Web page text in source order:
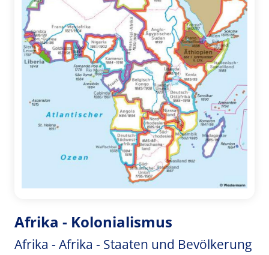
Afrika - Kolonialismus
Afrika - Afrika - Staaten und Bevölkerung